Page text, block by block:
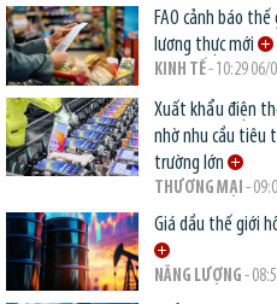
FAO cảnh báo
lương thực mới
KINH TẾ- 10:29 06/
Xuất khẩu điện
nhờ nhu cầu tiêu
trường lớn
THƯƠNG MẠI -
Giá dầu thế giới
NĂNG LƯỢNG -